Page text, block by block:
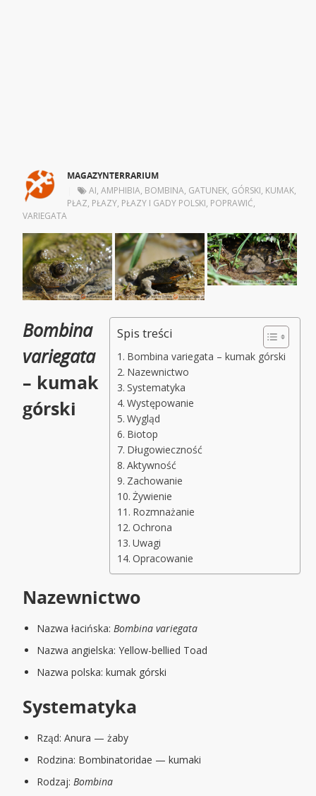
MAGAZYNTERRARIUM
AI,AMPHIBIA, BOMBINA, GATUNEK, GÓRSKI, KUMAK,
PŁAZ, PŁAZY, PŁAZY I GADY POLSKI, POPRAWIĆ,
VARIEGATA
Spis treści
Bombina variegata – kumak górski
Nazewnictwo
Systematyka
Występowanie
Wygląd
Biotop
Długowieczność
Aktywność
Zachowanie
Żywienie
Rozmnażanie
Ochrona
Uwagi
Opracowanie
Bombina
variegata
– kumak
górski
Nazewnictwo
Nazwa łacińska:Bombina variegata
Nazwa angielska: Yellow-bellied Toad
Nazwa polska: kumak górski
Systematyka
Rząd: Anura — żaby
Rodzina: Bombinatoridae — kumaki
Rodzaj:Bombina